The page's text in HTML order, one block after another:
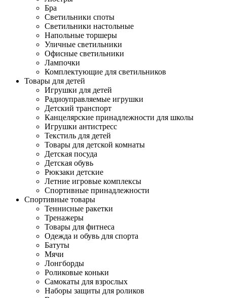
Бра
Светильники споты
Светильники настольные
Напольные торшеры
Уличные светильники
Офисные светильники
Лампочки
Комплектующие для светильников
Товары для детей
Игрушки для детей
Радиоуправляемые игрушки
Детский транспорт
Канцелярские принадлежности для школы
Игрушки антистресс
Текстиль для детей
Товары для детской комнаты
Детская посуда
Детская обувь
Рюкзаки детские
Летние игровые комплексы
Спортивные принадлежности
Спортивные товары
Теннисные ракетки
Тренажеры
Товары для фитнеса
Одежда и обувь для спорта
Батуты
Мячи
Лонгборды
Роликовые коньки
Самокаты для взрослых
Наборы защиты для роликов